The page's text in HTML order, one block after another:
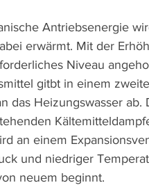
Antriebsenergie
erwärmt. Mit der
Niveau
gitbt in einem
das Heizungswasser
an einem
und niedriger
neuem beginnt.